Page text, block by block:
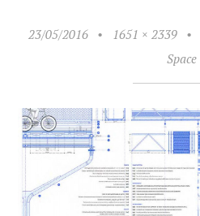
23/05/2016 • 1651 × 2339 •
Space